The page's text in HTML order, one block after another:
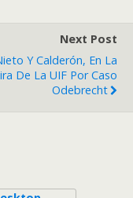
Next Post
Y Calderón, En La
De La UIF Por Caso
Odebrecht